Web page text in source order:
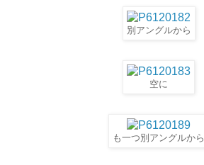
別アングルから
空に
も一つ別アングルから